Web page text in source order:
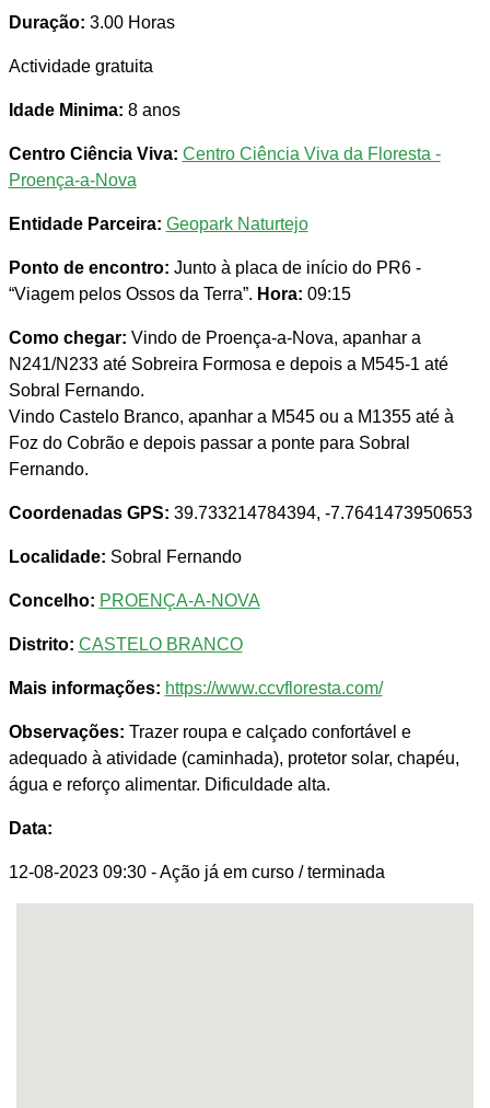
Duração: 3.00 Horas
Actividade gratuita
Idade Minima: 8 anos
Centro Ciência Viva: Centro Ciência Viva da Floresta -
Proença-a-Nova
Entidade Parceira: Geopark Naturtejo
Ponto de encontro: Junto à placa de início do PR6 -
“Viagem pelos Ossos da Terra”. Hora: 09:15
Como chegar: Vindo de Proença-a-Nova, apanhar a
N241/N233 até Sobreira Formosa e depois a M545-1 até
Sobral Fernando.
Vindo Castelo Branco, apanhar a M545 ou a M1355 até à
Foz do Cobrão e depois passar a ponte para Sobral
Fernando.
Coordenadas GPS: 39.733214784394, -7.7641473950653
Localidade: Sobral Fernando
Concelho: PROENÇA-A-NOVA
Distrito: CASTELO BRANCO
Mais informações: https://www.ccvfloresta.com/
Observações: Trazer roupa e calçado confortável e
adequado à atividade (caminhada), protetor solar, chapéu,
água e reforço alimentar. Dificuldade alta.
Data:
12-08-2023 09:30 - Ação já em curso / terminada